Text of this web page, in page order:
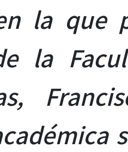
la que
la